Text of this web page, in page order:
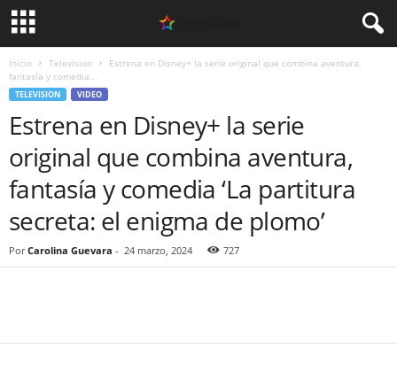
Inicio Television
Estrena en Disney+ la serie original que combina aventura,
fantasía y comedia...
TELEVISION VIDEO
Estrena en Disney+ la serie
original que combina aventura,
fantasía y comedia ‘La partitura
secreta: el enigma de plomo’
Por Carolina Guevara - 24 marzo, 2024 727